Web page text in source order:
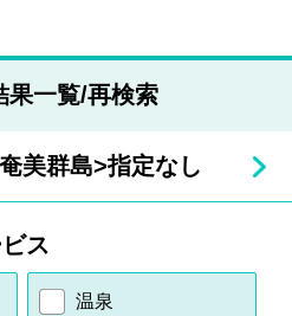
果一覧/再検索
美群島>指定なし
ス
温泉